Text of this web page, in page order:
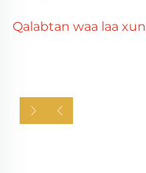
Qalabtan waa laa